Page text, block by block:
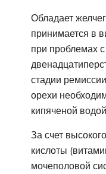
Обладает
принимается в
при проблемах
стадии
орехи
кипяченой водой.
За счет
кислоты
мочеполовой